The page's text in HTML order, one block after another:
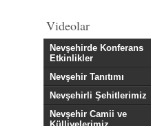
Videolar
Nevşehirde Konferans
Etkinlikler
Nevşehir Tanıtımı
Nevşehirli Şehitlerimiz
Nevşehir Camii ve